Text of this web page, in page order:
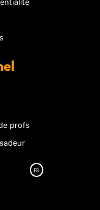
profs